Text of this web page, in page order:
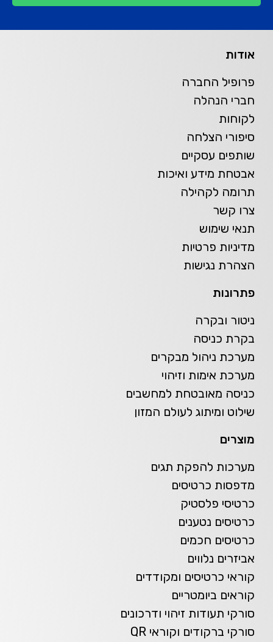
אודות
פרופיל החברה
חברי הנהלה
לקוחות
סיפורי הצלחה
שותפים עסקיים
אבטחת מידע ואיכות
תרומה לקהילה
צרו קשר
תנאי שימוש
מדיניות פרטיות
הצהרת נגישות
פתרונות
ניטור ובקרה
בקרת כניסה
מערכת ניהול מבקרים
מערכת אימות וזיהוי
כניסה מאובטחת למחשבים
שילוט ומיתוג לעולם המזון
מוצרים
מערכות להפקת תגים
מדפסות כרטיסים
כרטיסי פלסטיק
כרטיסים נטענים
כרטיסים חכמים
אביזרים נלווים
קוראי כרטיסים ומקודדים
קוראים ביומטריים
סורקי תעודות זיהוי ודרכונים
סורקי ברקודים וקוראי QR